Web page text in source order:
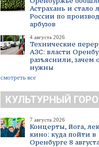
Астрахань и стало
России по
арбузов
4 августа 2026
Технические
АЗС: власти
разъяснили, зачем
нужны
смотреть все
КУЛЬТУРНЫЙ
7 августа 2026
Концерты, йога,
кино: куда пойти в
Оренбурге 8